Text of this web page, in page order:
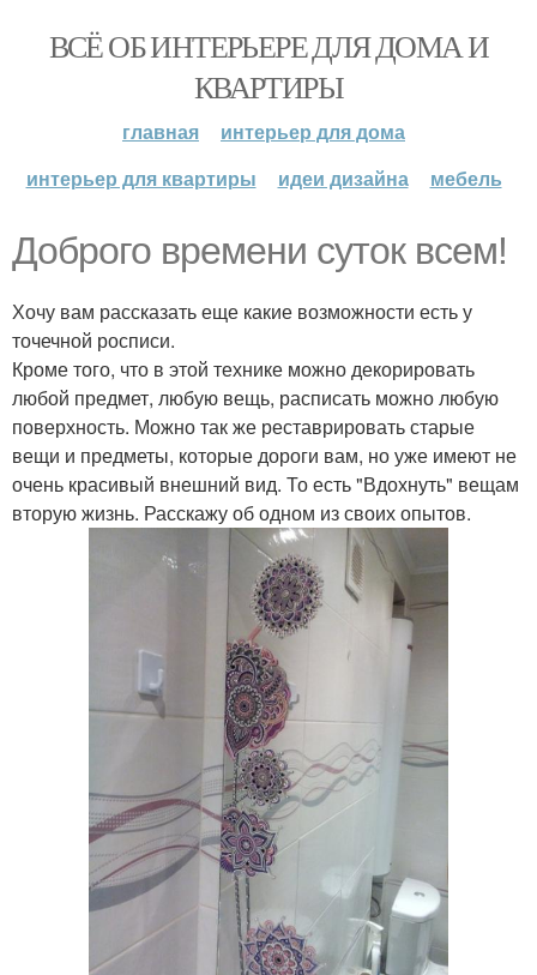
ВСЁ ОБ ИНТЕРЬЕРЕ ДЛЯ ДОМА И
КВАРТИРЫ
главная
интерьер для дома
интерьер для квартиры
идеи дизайна мебель
Доброго времени суток всем!
Хочу вам рассказать еще какие возможности есть у
точечной росписи.
Кроме того, что в этой технике можно декорировать
любой предмет, любую вещь, расписать можно любую
поверхность. Можно так же реставрировать старые
вещи и предметы, которые дороги вам, но уже имеют не
очень красивый внешний вид. То есть "Вдохнуть" вещам
вторую жизнь. Расскажу об одном из своих опытов.